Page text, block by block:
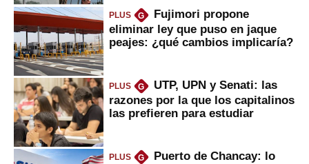
PLUS G
Fujimori propone
eliminar ley que puso en jaque
peajes: ¿qué cambios implicaría?
PLUS G
UTP, UPN y Senati: las
razones por la que los capitalinos
las prefieren para estudiar
PLUS G
Puerto de Chancay: lo